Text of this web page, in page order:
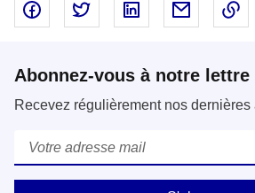
Partager sur Facebook -
Partager sur Twitter -
Partager sur
Abonnez-vous à notre
Recevez régulièrement nos dernières
Courriel